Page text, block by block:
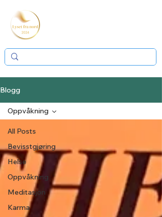
Blogg
All Posts
Bevisstgjøring
Helse
Oppvåkning
Meditasjon
Karma
Oppvåkning